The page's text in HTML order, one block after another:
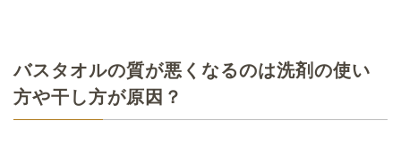
バスタオルの質が悪くなるのは洗剤の使い
方や干し方が原因？